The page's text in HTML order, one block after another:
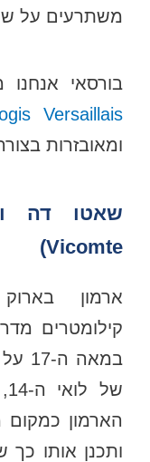
משתרעים על שטח של
בורסאי
Versaillais
ומאובזרות
Vicomte)
קילומטרים
הארמון כמקום
ותכנן אותו כך